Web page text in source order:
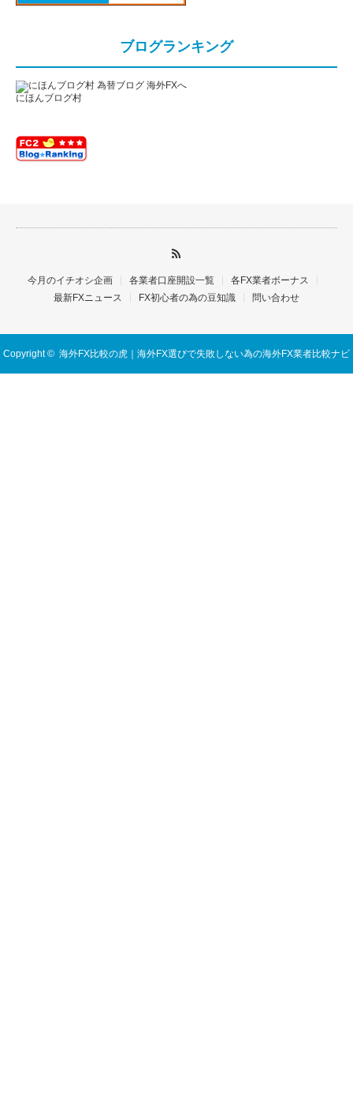
ブログランキング
にほんブログ村
今月のイチオシ企画 各業者口座開設一覧
各FX業者ボーナス
最新FXニュース
FX初心者の為の豆知識 問い合わせ
Copyright © 海外FX比較の虎｜海外FX選びで失敗しない為の海外FX業者比較ナビ